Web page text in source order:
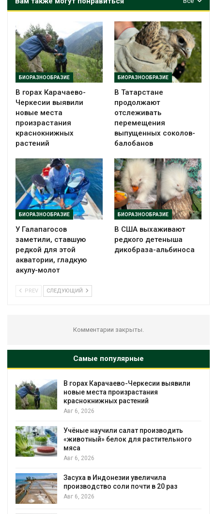
БИОРАЗНООБРАЗИЕ
В горах Карачаево-
Черкесии выявили
новые места
произрастания
краснокнижных
растений
БИОРАЗНООБРАЗИЕ
В Татарстане
продолжают
отслеживать
перемещения
выпущенных соколов-
балобанов
БИОРАЗНООБРАЗИЕ
У Галапагосов
заметили, ставшую
редкой для этой
акватории, гладкую
акулу-молот
БИОРАЗНООБРАЗИЕ
В США выхаживают
редкого детеныша
дикобраза-альбиноса
PREV СЛЕДУЮЩИЙ
Комментарии закрыты.
Самые популярные
В горах Карачаево-Черкесии выявили
новые места произрастания
краснокнижных растений
Авг 6, 2026
Учёные научили салат производить
«животный» белок для растительного
мяса
Авг 6, 2026
Засуха в Индонезии увеличила
производство соли почти в 20 раз
Авг 6, 2026